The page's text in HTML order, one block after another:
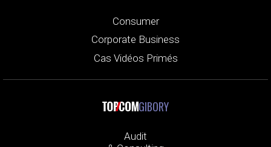
Consumer
Corporate Business
Cas Vidéos Primés
GIBORY
Audit